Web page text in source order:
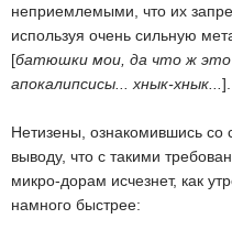
неприемлемыми, что их
используя очень сильную
[батюшки мои, да что ж
апокалипсисы... хнык-хнык... ].
Нетизены, ознакомившись со
выводу, что с такими
микро-дорам исчезнет, как
намного быстрее: